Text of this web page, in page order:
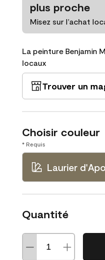
plus proche
Misez sur l’achat
La peinture Benjamin
locaux
Trouver un
Choisir couleur
* Requis
Laurier
Quantité